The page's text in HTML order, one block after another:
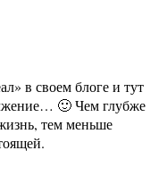
в своем блоге и тут
🙂 Чем глубже
тем меньше